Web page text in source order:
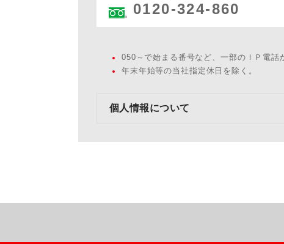
0120-324-860
050～で始まる番号など、一部のＩＰ電話
年末年始等の当社指定休日を除く。
個人情報について